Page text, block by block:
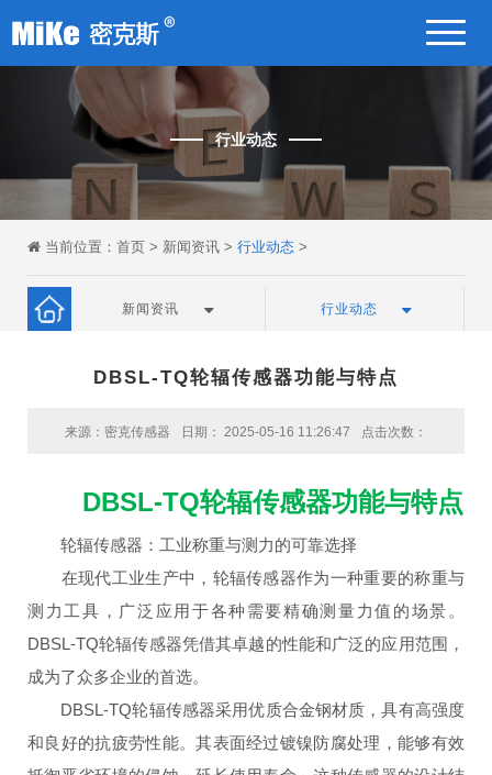
行业动态
当前位置： 首页 > 新闻资讯 > 行业动态 >
新闻资讯 行业动态
DBSL-TQ轮辐传感器功能与特点
来源：密克传感器 日期： 2025-05-16 11:26:47 点击次数：
DBSL-TQ轮辐传感器功能与特点
轮辐传感器：工业称重与测力的可靠选择
在现代工业生产中，轮辐传感器作为一种重要的称重与
测力工具，广泛应用于各种需要精确测量力值的场景。
DBSL-TQ轮辐传感器凭借其卓越的性能和广泛的应用范围，
成为了众多企业的首选。
DBSL-TQ轮辐传感器采用优质合金钢材质，具有高强度
和良好的抗疲劳性能。其表面经过镀镍防腐处理，能够有效